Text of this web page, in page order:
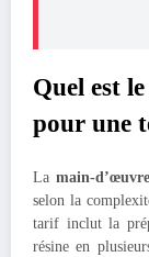
Quel est
pour une
La main-d’œuvre
selon la
tarif inclut la
résine en